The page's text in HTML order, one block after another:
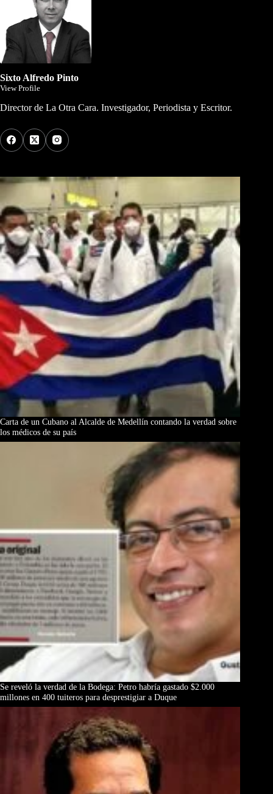
Sixto Alfredo Pinto
View Profile
Director de La Otra Cara. Investigador, Periodista y Escritor.
Carta de un Cubano al Alcalde de Medellín contando la verdad sobre
los médicos de su país
Se reveló la verdad de la Bodega: Petro habría gastado $2.000
millones en 400 tuiteros para desprestigiar a Duque